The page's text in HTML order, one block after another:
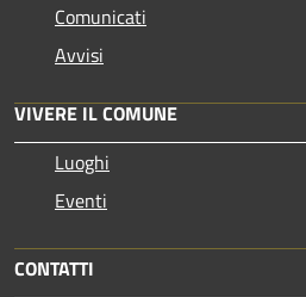
Comunicati
Avvisi
VIVERE IL COMUNE
Luoghi
Eventi
CONTATTI